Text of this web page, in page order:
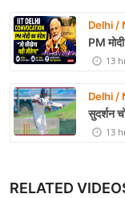
Delhi /
PM
13
Delhi /
सुदर्शन
13
RELATED